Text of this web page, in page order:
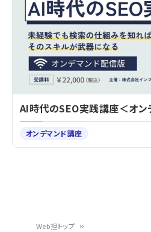
Web担トップ
AI時代のSEO実践講座＜オン
オンデマンド講座